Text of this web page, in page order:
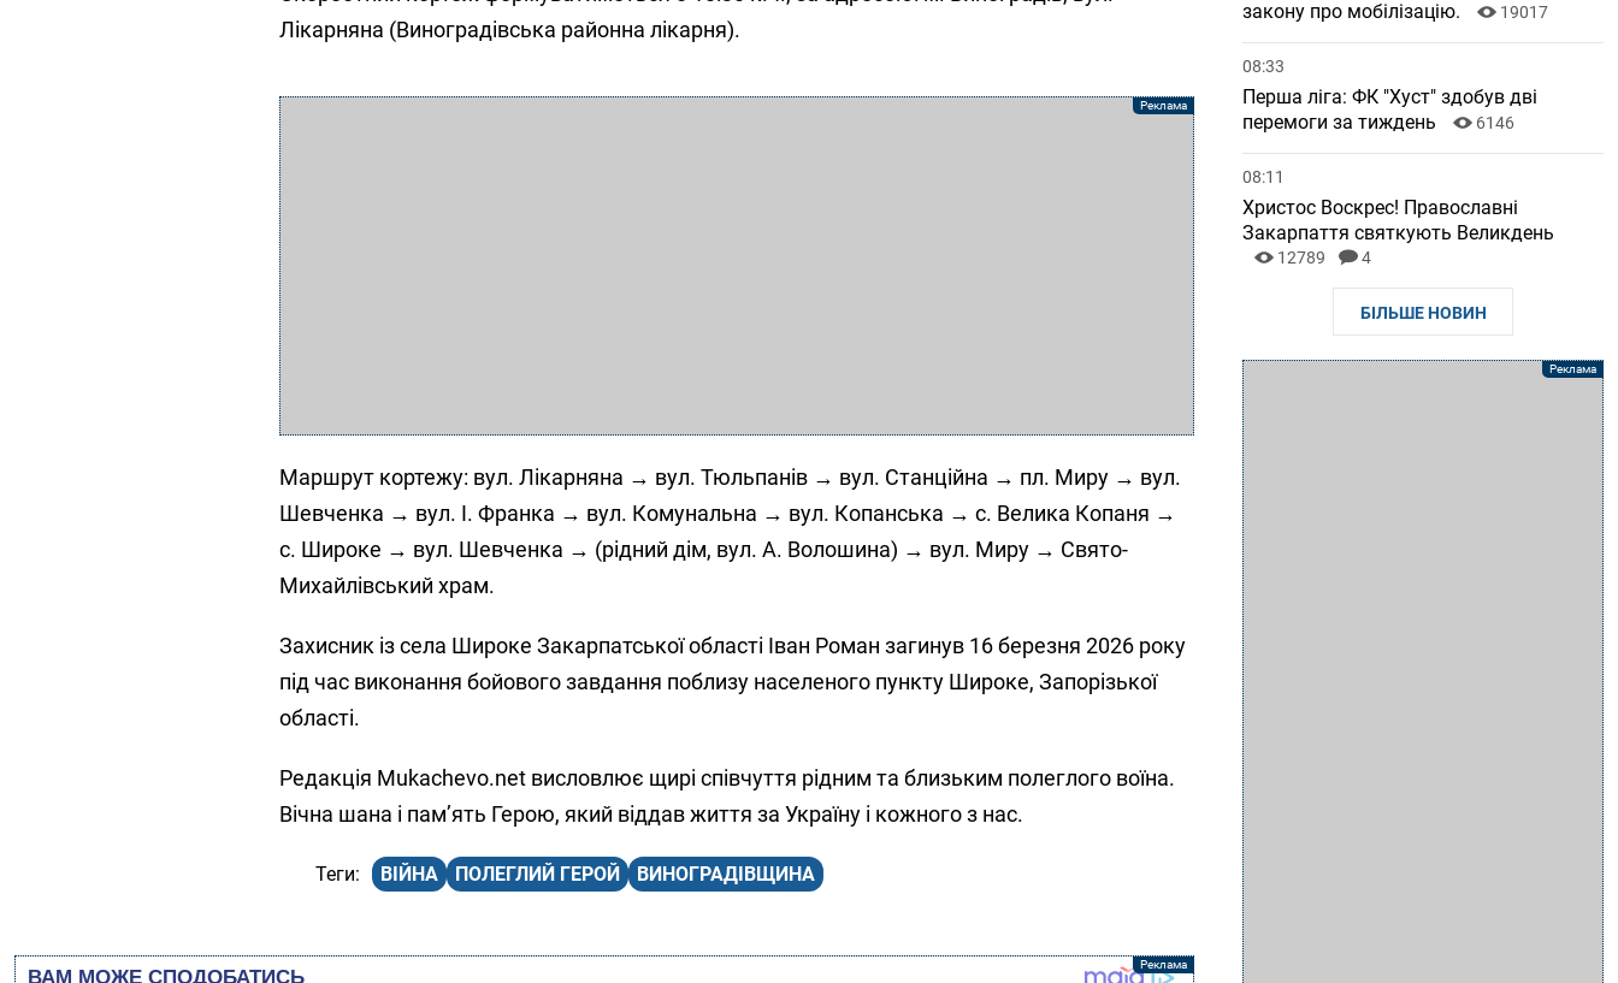
Лікарняна (Виноградівська районна лікарня).
Маршрут кортежу: вул. Лікарняна → вул. Тюльпанів → вул. Станційна → пл. Миру → вул.
Шевченка → вул. І. Франка → вул. Комунальна → вул. Копанська → с. Велика Копаня →
с. Широке → вул. Шевченка → (рідний дім, вул. А. Волошина) → вул. Миру → Свято-
Михайлівський храм.
Захисник із села Широке Закарпатської області Іван Роман загинув 16 березня 2026 року
під час виконання бойового завдання поблизу населеного пункту Широке, Запорізької
області.
Редакція Mukachevo.net висловлює щирі співчуття рідним та близьким полеглого воїна.
Вічна шана і памʼять Герою, який віддав життя за Україну і кожного з нас.
ВІЙНА ПОЛЕГЛИЙ ГЕРОЙ ВИНОГРАДІВЩИНА
закону про мобілізацію.
19017
08:33
Перша ліга: ФК "Хуст" здобув дві
перемоги за тиждень
6146
08:11
Христос Воскрес! Православні
Закарпаття святкують Великдень
12789 4
БІЛЬШЕ НОВИН